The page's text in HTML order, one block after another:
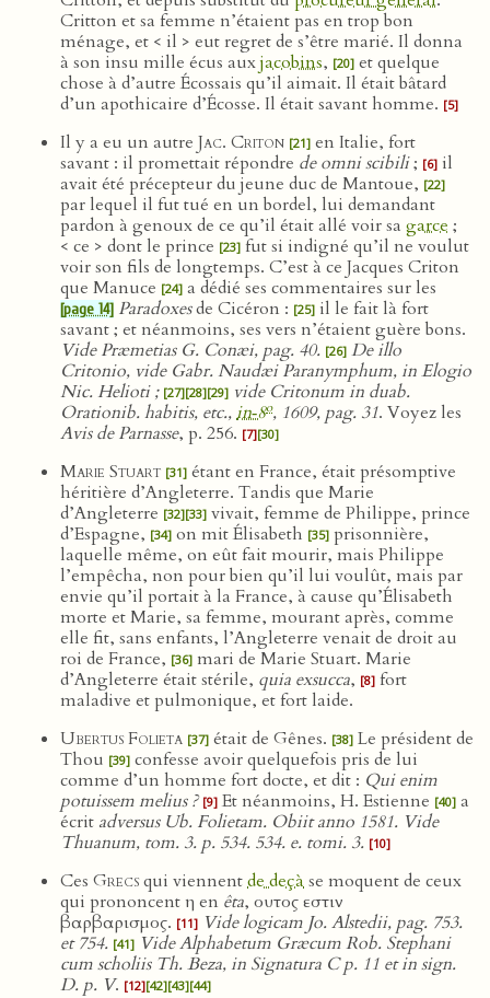
Critton et sa femme n’étaient pas en trop bon
ménage, et < il > eut regret de s’être marié. Il donna
à son insu mille écus auxjacobins, [20] et quelque
chose à d’autre Écossais qu’il aimait. Il était bâtard
d’un apothicaire d’Écosse. Il était savant homme. [5]
Il y a eu un autre Jac. Criton [21] en Italie, fort
savant : il promettait répondre de omni scibili; [6] il
avait été précepteur du jeune duc de Mantoue, [22]
par lequel il fut tué en un bordel, lui demandant
pardon à genoux de ce qu’il était allé voir sa garce ;
< ce > dont le prince [23] fut si indigné qu’il ne voulut
voir son fils de longtemps. C’est à ce Jacques Criton
que Manuce [24] a dédié ses commentaires sur les
[page 14] Paradoxesde Cicéron : [25] il le fait là fort
savant ; et néanmoins, ses vers n’étaient guère bons.
Vide Præmetias G. Conæi, pag. 40. [26] De illo
Critonio, vide Gabr. Naudæi Paranymphum, in Elogio
Nic. Helioti ; [27][28][29] vide Critonum in duab.
Orationib. habitis, etc.,in‑8o, 1609, pag. 31. Voyez les
Avis de Parnasse, p. 256. [7][30]
Marie Stuart [31] étant en France, était présomptive
héritière d’Angleterre. Tandis que Marie
d’Angleterre [32][33] vivait, femme de Philippe, prince
d’Espagne, [34] on mit Élisabeth [35] prisonnière,
laquelle même, on eût fait mourir, mais Philippe
l’empêcha, non pour bien qu’il lui voulût, mais par
envie qu’il portait à la France, à cause qu’Élisabeth
morte et Marie, sa femme, mourant après, comme
elle fit, sans enfants, l’Angleterre venait de droit au
roi de France, [36] mari de Marie Stuart. Marie
d’Angleterre était stérile, quia exsucca, [8] fort
maladive et pulmonique, et fort laide.
Ubertus Folieta [37] était de Gênes. [38] Le président de
Thou [39] confesse avoir quelquefois pris de lui
comme d’un homme fort docte, et dit : Qui enim
potuissem melius ? [9] Et néanmoins, H. Estienne [40] a
écrit adversus Ub. Folietam. Obiit anno 1581. Vide
Thuanum, tom. 3. p. 534. 534. e. tomi. 3. [10]
Ces Grecsqui viennentde deçàse moquent de ceux
qui prononcent η en êta, ουτος εστιν
βαρβαρισμος. [11] Vide logicam Jo. Alstedii, pag. 753.
et 754. [41] Vide Alphabetum Græcum Rob. Stephani
cum scholiis Th. Beza, in Signatura C p. 11 et in sign.
D. p. V. [12][42][43][44]